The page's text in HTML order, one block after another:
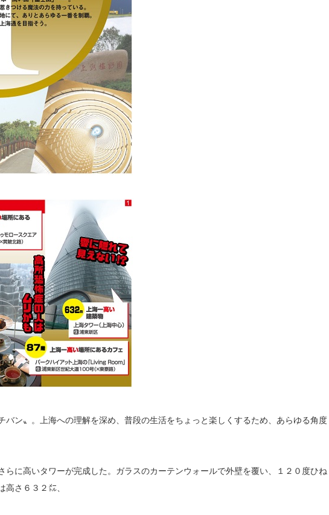
バン〟。上海への理解を深め、普段の生活をちょっと楽しくするため、あらゆる角度
らに高いタワーが完成した。ガラスのカーテンウォールで外壁を覆い、１２０度ひね
さ６３２㍍、